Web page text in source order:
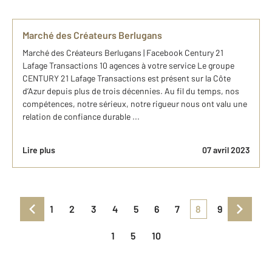
Marché des Créateurs Berlugans
Marché des Créateurs Berlugans | Facebook Century 21
Lafage Transactions 10 agences à votre service Le groupe
CENTURY 21 Lafage Transactions est présent sur la Côte
d’Azur depuis plus de trois décennies. Au fil du temps, nos
compétences, notre sérieux, notre rigueur nous ont valu une
relation de confiance durable ...
Lire plus 07 avril 2023
1 2 3 4 5 6 7 8 9
1 5 10